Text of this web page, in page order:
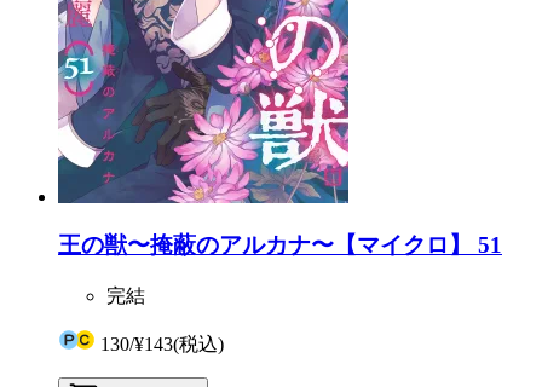
王の獣〜掩蔽のアルカナ〜【マイクロ】 51
完結
130/¥143(税込)